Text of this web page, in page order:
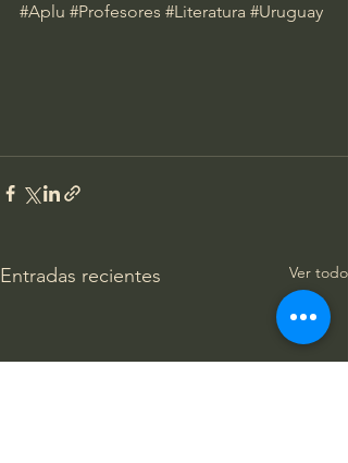
#Aplu #Profesores #Literatura #Uruguay
Entradas recientes Ver todo